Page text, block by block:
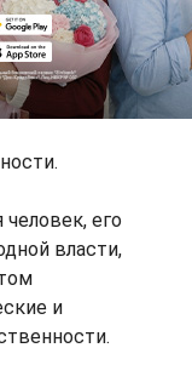
его
власти,
и